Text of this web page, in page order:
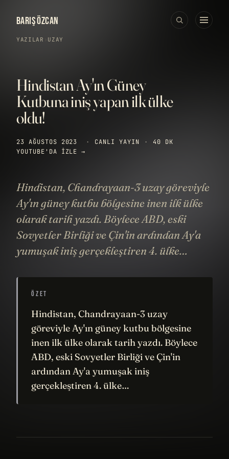
BARIŞ ÖZCAN
YAZILAR UZAY
Hindistan Ay'ın Güney
Kutbuna iniş yapan ilk ülke
oldu!
23 AĞUSTOS 2023 · CANLI YAYIN ·
40 DK
YOUTUBE'DA IZLE →
Hindistan, Chandrayaan-3 uzay göreviyle
Ay'ın güney kutbu bölgesine inen ilk ülke
olarak tarih yazdı. Böylece ABD, eski
Sovyetler Birliği ve Çin'in ardından Ay'a
yumuşak iniş gerçekleştiren 4. ülke…
ÖZET
Hindistan, Chandrayaan-3 uzay
göreviyle Ay'ın güney kutbu bölgesine
inen ilk ülke olarak tarih yazdı. Böylece
ABD, eski Sovyetler Birliği ve Çin'in
ardından Ay'a yumuşak iniş
gerçekleştiren 4. ülke…